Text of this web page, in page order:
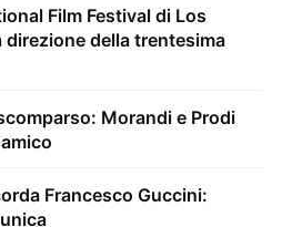
Film Festival di Los
direzione della trentesima
Morandi e Prodi
Francesco Guccini: